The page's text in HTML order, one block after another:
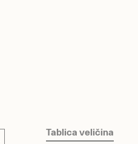
Tablica veličina